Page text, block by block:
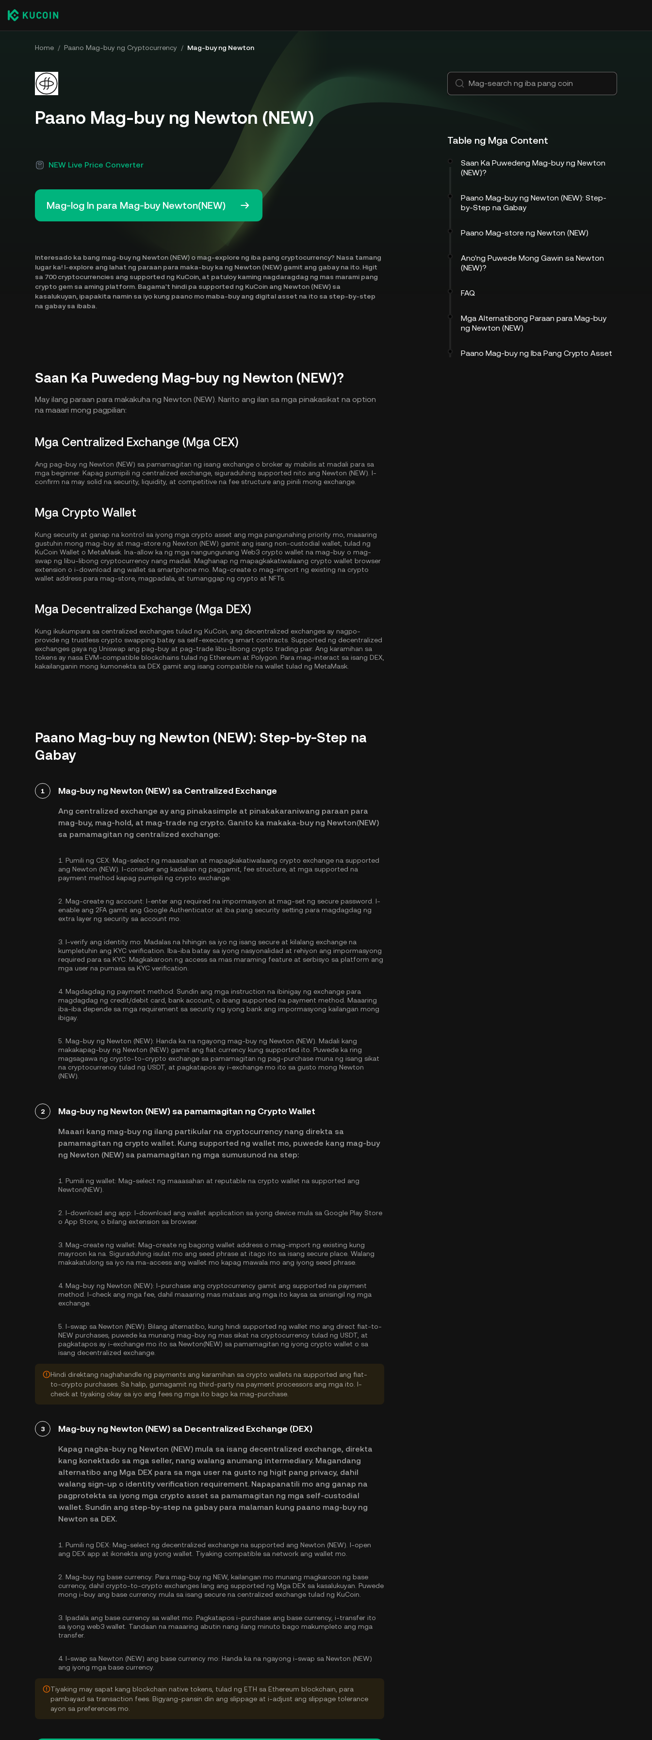
Home / Paano Mag-buy ng Cryptocurrency / Mag-buy ng Newton
Paano Mag-buy ng Newton (NEW)
NEW Live Price Converter
Mag-log In para Mag-buy Newton(NEW)
Interesado ka bang mag-buy ng Newton (NEW) o mag-explore ng iba pang cryptocurrency? Nasa tamang
lugar ka! I-explore ang lahat ng paraan para maka-buy ka ng Newton (NEW) gamit ang gabay na ito. Higit
sa 700 cryptocurrencies ang supported ng KuCoin, at patuloy kaming nagdaragdag ng mas marami pang
crypto gem sa aming platform. Bagama't hindi pa supported ng KuCoin ang Newton (NEW) sa
kasalukuyan, ipapakita namin sa iyo kung paano mo maba-buy ang digital asset na ito sa step-by-step
na gabay sa ibaba.
Saan Ka Puwedeng Mag-buy ng Newton (NEW)?
May ilang paraan para makakuha ng Newton (NEW). Narito ang ilan sa mga pinakasikat na option
na maaari mong pagpilian:
Mga Centralized Exchange (Mga CEX)
Ang pag-buy ng Newton (NEW) sa pamamagitan ng isang exchange o broker ay mabilis at madali para sa
mga beginner. Kapag pumipili ng centralized exchange, siguraduhing supported nito ang Newton (NEW). I-
confirm na may solid na security, liquidity, at competitive na fee structure ang pinili mong exchange.
Mga Crypto Wallet
Kung security at ganap na kontrol sa iyong mga crypto asset ang mga pangunahing priority mo, maaaring
gustuhin mong mag-buy at mag-store ng Newton (NEW) gamit ang isang non-custodial wallet, tulad ng
KuCoin Wallet o MetaMask. Ina-allow ka ng mga nangungunang Web3 crypto wallet na mag-buy o mag-
swap ng libu-libong cryptocurrency nang madali. Maghanap ng mapagkakatiwalaang crypto wallet browser
extension o i-download ang wallet sa smartphone mo. Mag-create o mag-import ng existing na crypto
wallet address para mag-store, magpadala, at tumanggap ng crypto at NFTs.
Mga Decentralized Exchange (Mga DEX)
Kung ikukumpara sa centralized exchanges tulad ng KuCoin, ang decentralized exchanges ay nagpo-
provide ng trustless crypto swapping batay sa self-executing smart contracts. Supported ng decentralized
exchanges gaya ng Uniswap ang pag-buy at pag-trade libu-libong crypto trading pair. Ang karamihan sa
tokens ay nasa EVM-compatible blockchains tulad ng Ethereum at Polygon . Para mag-interact sa isang DEX,
kakailanganin mong kumonekta sa DEX gamit ang isang compatible na wallet tulad ng MetaMask.
Paano Mag-buy ng Newton (NEW): Step-by-Step na
Gabay
1 Mag-buy ng Newton (NEW) sa Centralized Exchange
Ang centralized exchange ay ang pinakasimple at pinakakaraniwang paraan para
mag-buy, mag-hold, at mag-trade ng crypto. Ganito ka makaka-buy ng Newton(NEW)
sa pamamagitan ng centralized exchange:
1. Pumili ng CEX: Mag-select ng maaasahan at mapagkakatiwalaang crypto exchange na supported
ang Newton (NEW). I-consider ang kadalian ng paggamit, fee structure, at mga supported na
payment method kapag pumipili ng crypto exchange.
2. Mag-create ng account: I-enter ang required na impormasyon at mag-set ng secure password. I-
enable ang 2FA gamit ang Google Authenticator at iba pang security setting para magdagdag ng
extra layer ng security sa account mo.
3. I-verify ang identity mo: Madalas na hihingin sa iyo ng isang secure at kilalang exchange na
kumpletuhin ang KYC verification . Iba-iba batay sa iyong nasyonalidad at rehiyon ang impormasyong
required para sa KYC. Magkakaroon ng access sa mas maraming feature at serbisyo sa platform ang
mga user na pumasa sa KYC verification.
4. Magdagdag ng payment method: Sundin ang mga instruction na ibinigay ng exchange para
magdagdag ng credit/debit card, bank account, o ibang supported na payment method. Maaaring
iba-iba depende sa mga requirement sa security ng iyong bank ang impormasyong kailangan mong
ibigay.
5. Mag-buy ng Newton (NEW): Handa ka na ngayong mag-buy ng Newton (NEW). Madali kang
makakapag-buy ng Newton (NEW) gamit ang fiat currency kung supported ito. Puwede ka ring
magsagawa ng crypto-to-crypto exchange sa pamamagitan ng pag-purchase muna ng isang sikat
na cryptocurrency tulad ng USDT , at pagkatapos ay i-exchange mo ito sa gusto mong Newton
(NEW).
2 Mag-buy ng Newton (NEW) sa pamamagitan ng Crypto Wallet
Maaari kang mag-buy ng ilang partikular na cryptocurrency nang direkta sa
pamamagitan ng crypto wallet. Kung supported ng wallet mo, puwede kang mag-buy
ng Newton (NEW) sa pamamagitan ng mga sumusunod na step:
1. Pumili ng wallet: Mag-select ng maaasahan at reputable na crypto wallet na supported ang
Newton(NEW).
2. I-download ang app: I-download ang wallet application sa iyong device mula sa Google Play Store
o App Store, o bilang extension sa browser.
3. Mag-create ng wallet: Mag-create ng bagong wallet address o mag-import ng existing kung
mayroon ka na. Siguraduhing isulat mo ang seed phrase at itago ito sa isang secure place. Walang
makakatulong sa iyo na ma-access ang wallet mo kapag mawala mo ang iyong seed phrase.
4. Mag-buy ng Newton (NEW): I-purchase ang cryptocurrency gamit ang supported na payment
method. I-check ang mga fee, dahil maaaring mas mataas ang mga ito kaysa sa sinisingil ng mga
exchange.
5. I-swap sa Newton (NEW): Bilang alternatibo, kung hindi supported ng wallet mo ang direct fiat-to-
NEW purchases, puwede ka munang mag-buy ng mas sikat na cryptocurrency tulad ng USDT, at
pagkatapos ay i-exchange mo ito sa Newton(NEW) sa pamamagitan ng iyong crypto wallet o sa
isang decentralized exchange.
Hindi direktang naghahandle ng payments ang karamihan sa crypto wallets na supported ang fiat-
to-crypto purchases. Sa halip, gumagamit ng third-party na payment processors ang mga ito. I-
check at tiyaking okay sa iyo ang fees ng mga ito bago ka mag-purchase.
3 Mag-buy ng Newton (NEW) sa Decentralized Exchange (DEX)
Kapag nagba-buy ng Newton (NEW) mula sa isang decentralized exchange, direkta
kang konektado sa mga seller, nang walang anumang intermediary. Magandang
alternatibo ang Mga DEX para sa mga user na gusto ng higit pang privacy, dahil
walang sign-up o identity verification requirement. Napapanatili mo ang ganap na
pagprotekta sa iyong mga crypto asset sa pamamagitan ng mga self-custodial
wallet. Sundin ang step-by-step na gabay para malaman kung paano mag-buy ng
Newton sa DEX.
1. Pumili ng DEX: Mag-select ng decentralized exchange na supported ang Newton (NEW). I-open
ang DEX app at ikonekta ang iyong wallet. Tiyaking compatible sa network ang wallet mo.
2. Mag-buy ng base currency: Para mag-buy ng NEW, kailangan mo munang magkaroon ng base
currency, dahil crypto-to-crypto exchanges lang ang supported ng Mga DEX sa kasalukuyan. Puwede
mong i-buy ang base currency mula sa isang secure na centralized exchange tulad ng KuCoin.
3. Ipadala ang base currency sa wallet mo: Pagkatapos i-purchase ang base currency, i-transfer ito
sa iyong web3 wallet. Tandaan na maaaring abutin nang ilang minuto bago makumpleto ang mga
transfer.
4. I-swap sa Newton (NEW) ang base currency mo: Handa ka na ngayong i-swap sa Newton (NEW)
ang iyong mga base currency.
Tiyaking may sapat kang blockchain native tokens, tulad ng ETH sa Ethereum blockchain, para
pambayad sa transaction fees. Bigyang-pansin din ang slippage at i-adjust ang slippage tolerance
ayon sa preferences mo.
Table ng Mga Content
Saan Ka Puwedeng Mag-buy ng Newton
(NEW)?
Paano Mag-buy ng Newton (NEW): Step-
by-Step na Gabay
Paano Mag-store ng Newton (NEW)
Ano'ng Puwede Mong Gawin sa Newton
(NEW)?
FAQ
Mga Alternatibong Paraan para Mag-buy
ng Newton (NEW)
Paano Mag-buy ng Iba Pang Crypto Asset